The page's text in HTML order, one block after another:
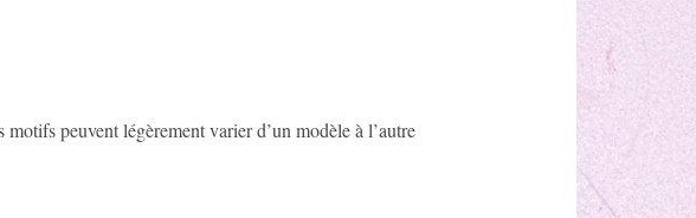
peuvent légèrement varier d’un modèle à l’autre